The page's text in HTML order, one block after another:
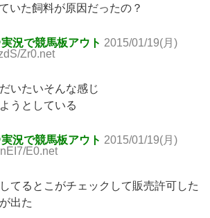
いた飼料が原因だったの？
況で競馬板アウト 2015/01/19(月)
Zr0.net
いたいそんな感じ
うとしている
況で競馬板アウト 2015/01/19(月)
E0.net
てるとこがチェックして販売許可した
出た